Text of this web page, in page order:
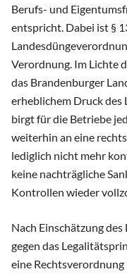
Berufs- und
entspricht. Dabei ist §
Verordnung. Im Lichte
das Brandenburger
erheblichem Druck des
birgt für die Betriebe
weiterhin an eine
lediglich nicht mehr
keine nachträgliche
Kontrollen wieder
Nach Einschätzung
gegen das
eine Rechtsverordnung